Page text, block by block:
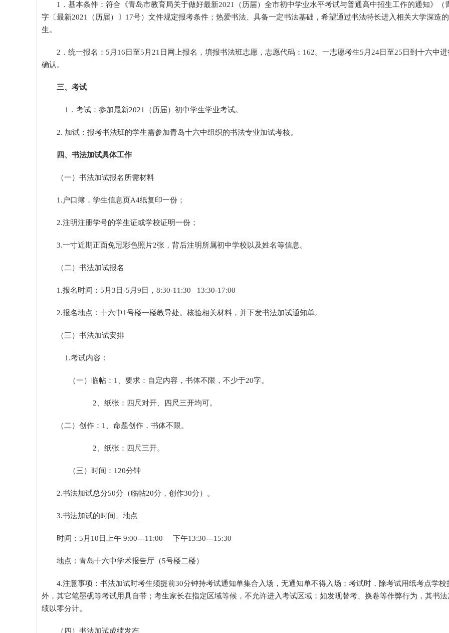
1．基本条件：符合《青岛市教育局关于做好最新2021（历届）全市初中学业水平考试与普通高中招生工作的通知》（
字〔最新2021（历届）〕17号）文件规定报考条件；热爱书法、具备一定书法基础，希望通过书法特长进入相关大学深造
生。
2．统一报名：5月16日至5月21日网上报名，填报书法班志愿，志愿代码：162。一志愿考生5月24日至25日到十六中进
确认。
三、考试
1．考试：参加最新2021（历届）初中学生学业考试。
2. 加试：报考书法班的学生需参加青岛十六中组织的书法专业加试考核。
四、书法加试具体工作
（一）书法加试报名所需材料
1.户口簿，学生信息页A4纸复印一份；
2.注明注册学号的学生证或学校证明一份；
3.一寸近期正面免冠彩色照片2张，背后注明所属初中学校以及姓名等信息。
（二）书法加试报名
1.报名时间：5月3日-5月9日，8:30-11:30 13:30-17:00
2.报名地点：十六中1号楼一楼教导处。核验相关材料，并下发书法加试通知单。
（三）书法加试安排
1.考试内容：
（一）临帖：1、要求：自定内容，书体不限，不少于20字。
2、纸张：四尺对开、四尺三开均可。
（二）创作：1、命题创作，书体不限。
2、纸张：四尺三开。
（三）时间：120分钟
2.书法加试总分50分（临帖20分，创作30分）。
3.书法加试的时间、地点
时间：5月10日上午 9:00---11:00 下午13:30---15:30
地点：青岛十六中学术报告厅（5号楼二楼）
4.注意事项：书法加试时考生须提前30分钟持考试通知单集合入场，无通知单不得入场；考试时，除考试用纸考点学校
外，其它笔墨砚等考试用具自带；考生家长在指定区域等候，不允许进入考试区域；如发现替考、换卷等作弊行为，其书
绩以零分计。
（四）书法加试成绩发布